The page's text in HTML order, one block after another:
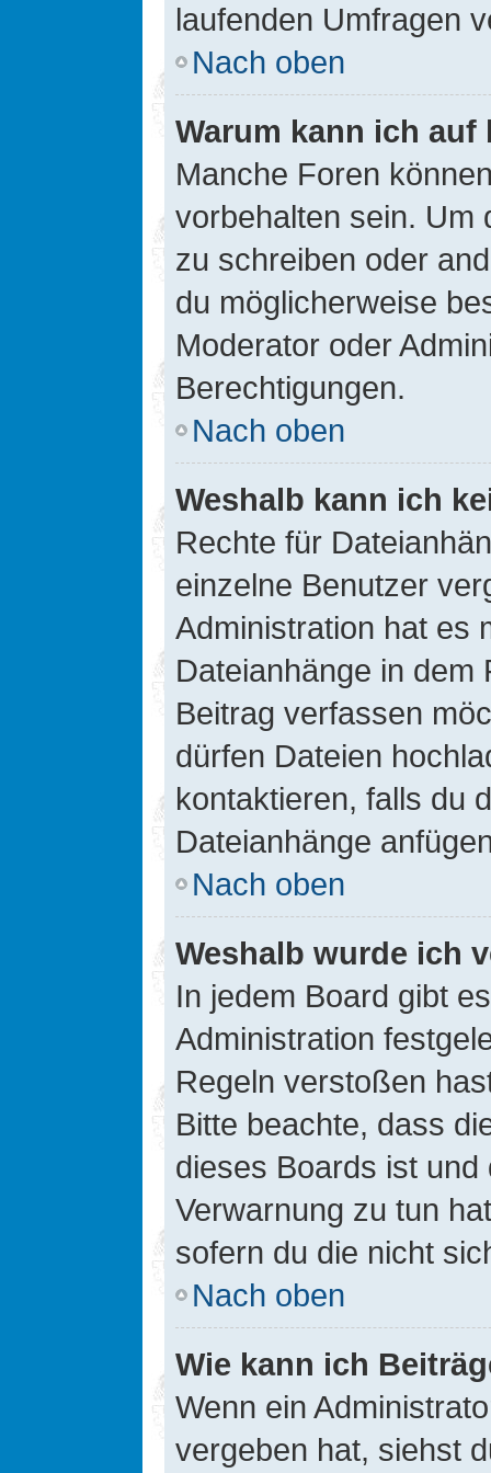
laufenden Umfragen
Nach oben
Warum kann ich
Manche Foren
vorbehalten sein. Um
zu schreiben oder
du möglicherweise
Moderator oder
Berechtigungen.
Nach oben
Weshalb kann ich
Rechte für
einzelne Benutzer
Administration hat es
Dateianhänge in dem
Beitrag verfassen
dürfen Dateien
kontaktieren, falls du
Dateianhänge
Nach oben
Weshalb wurde ich
In jedem Board gibt
Administration
Regeln verstoßen
Bitte beachte, dass
dieses Boards ist
Verwarnung zu tun
sofern du die nicht
Nach oben
Wie kann ich
Wenn ein
vergeben hat, siehst